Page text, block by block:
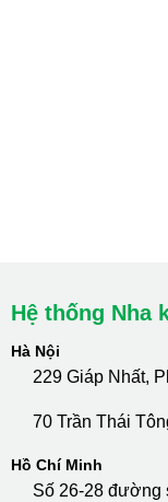
Hệ thống Nha
Hà Nội
229 Giáp Nhất,
70 Trần Thái
Hồ Chí Minh
Số 26-28 đường